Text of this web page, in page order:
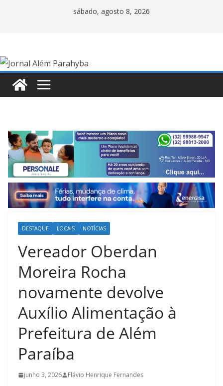
sábado, agosto 8, 2026
DESTAQUE LOCAIS NOTÍCIAS
Vereador Oberdan
Moreira Rocha
novamente devolve
Auxílio Alimentação à
Prefeitura de Além
Paraíba
junho 3, 2026 Flávio Henrique Fernandes